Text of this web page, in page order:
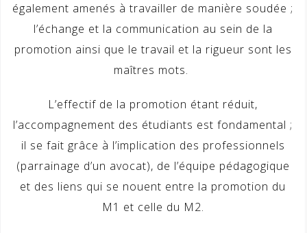
également amenés à travailler de manière soudée ;
l’échange et la communication au sein de la
promotion ainsi que le travail et la rigueur sont les
maîtres mots.
L’effectif de la promotion étant réduit,
l’accompagnement des étudiants est fondamental ;
il se fait grâce à l’implication des professionnels
(parrainage d’un avocat), de l’équipe pédagogique
et des liens qui se nouent entre la promotion du
M1 et celle du M2.